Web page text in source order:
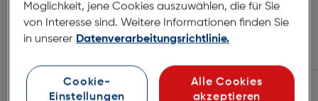
Möglichkeit, jene Cookies auszuwählen, die für Sie
von Interesse sind. Weitere Informationen finden Sie
in unserer Datenverarbeitungsrichtlinie.
Cookie-
Einstellungen
Alle Cookies
akzeptieren